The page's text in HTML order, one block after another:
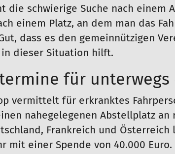
die schwierige Suche nach
einem Platz, an dem man das
dass es den gemeinnützigen
in dieser Situation hilft.
für
vermittelt für erkranktes
nahegelegenen Abstellplatz
Frankreich und
mit einer Spende von 40.000